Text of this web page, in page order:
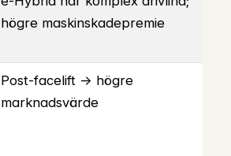
högre maskinskadepremie
Post-facelift → högre
marknadsvärde